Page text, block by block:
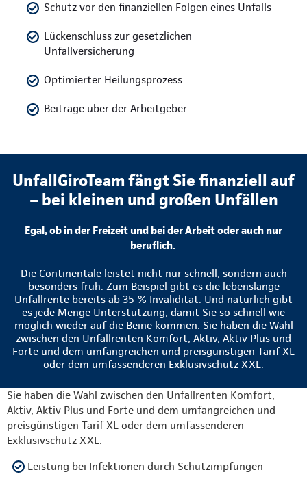
Schutz vor den finanziellen Folgen eines Unfalls
Lückenschluss zur gesetzlichen
Unfallversicherung
Optimierter Heilungsprozess
Beiträge über der Arbeitgeber
UnfallGiroTeam fängt Sie finanziell auf
– bei kleinen und großen Unfällen
Egal, ob in der Freizeit und bei der Arbeit oder auch nur
beruflich.
Die Continentale leistet nicht nur schnell, sondern auch
besonders früh. Zum Beispiel gibt es die lebenslange
Unfallrente bereits ab 35 % Invalidität. Und natürlich gibt
es jede Menge Unterstützung, damit Sie so schnell wie
möglich wieder auf die Beine kommen. Sie haben die Wahl
zwischen den Unfallrenten Komfort, Aktiv, Aktiv Plus und
Forte und dem umfangreichen und preisgünstigen Tarif XL
oder dem umfassenderen Exklusivschutz XXL.
Sie haben die Wahl zwischen den Unfallrenten Komfort,
Aktiv, Aktiv Plus und Forte und dem umfangreichen und
preisgünstigen Tarif XL oder dem umfassenderen
Exklusivschutz XXL.
Leistung bei Infektionen durch Schutzimpfungen